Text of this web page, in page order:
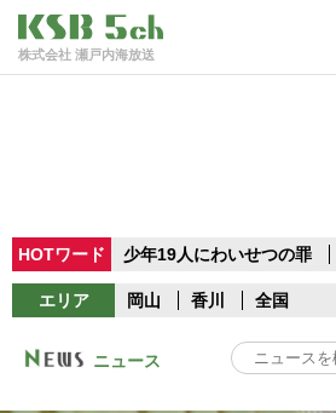
株式会社 瀬戸内海放送
HOTワード 少年19人にわいせつの罪
エリア 岡山 香川 全国
ニュース